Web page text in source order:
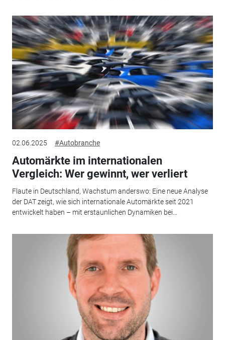
02.06.2025 #Autobranche
Automärkte im internationalen
Vergleich: Wer gewinnt, wer verliert
Flaute in Deutschland, Wachstum anderswo: Eine neue Analyse
der DAT zeigt, wie sich internationale Automärkte seit 2021
entwickelt haben – mit erstaunlichen Dynamiken bei...